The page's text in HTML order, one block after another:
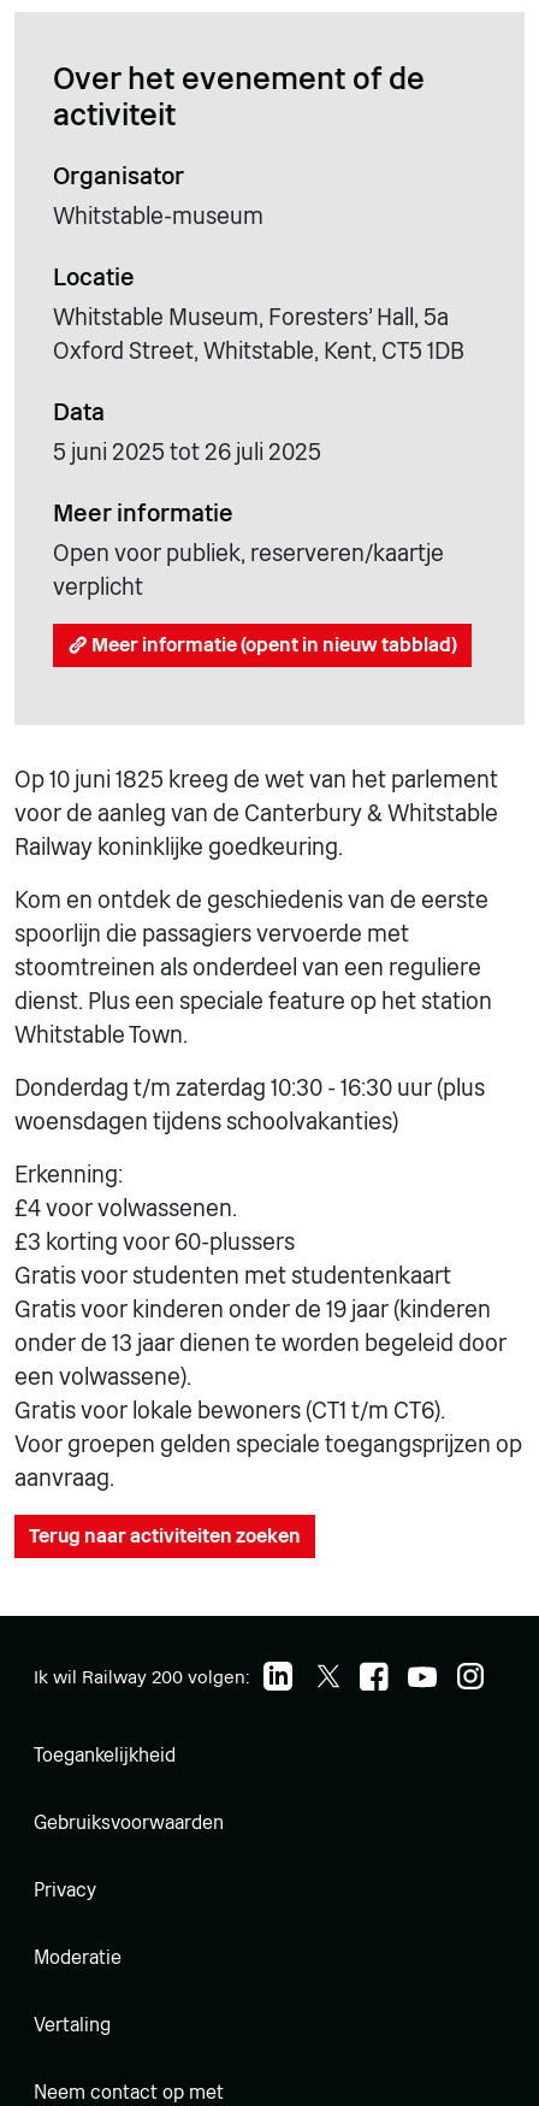
Over het evenement of de
activiteit
Organisator
Whitstable-museum
Locatie
Whitstable Museum, Foresters' Hall, 5a
Oxford Street, Whitstable, Kent, CT5 1DB
Data
5 juni 2025 tot 26 juli 2025
Meer informatie
Open voor publiek, reserveren/kaartje
verplicht
Meer informatie (opent in nieuw tabblad)
Op 10 juni 1825 kreeg de wet van het parlement
voor de aanleg van de Canterbury & Whitstable
Railway koninklijke goedkeuring.
Kom en ontdek de geschiedenis van de eerste
spoorlijn die passagiers vervoerde met
stoomtreinen als onderdeel van een reguliere
dienst. Plus een speciale feature op het station
Whitstable Town.
Donderdag t/m zaterdag 10:30 - 16:30 uur (plus
woensdagen tijdens schoolvakanties)
Erkenning:
£4 voor volwassenen.
£3 korting voor 60-plussers
Gratis voor studenten met studentenkaart
Gratis voor kinderen onder de 19 jaar (kinderen
onder de 13 jaar dienen te worden begeleid door
een volwassene).
Gratis voor lokale bewoners (CT1 t/m CT6).
Voor groepen gelden speciale toegangsprijzen op
aanvraag.
Terug naar activiteiten zoeken
Ik wil Railway 200 volgen:
Toegankelijkheid
Gebruiksvoorwaarden
Privacy
Moderatie
Vertaling
Neem contact op met